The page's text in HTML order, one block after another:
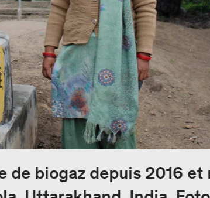
de biogaz depuis 2016